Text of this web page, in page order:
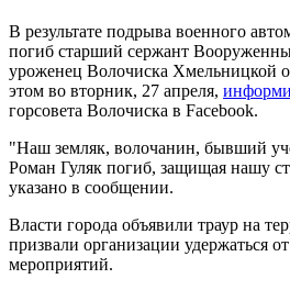
В результате подрыва военного
погиб старший сержант
уроженец Волочиска Хмельницкой
этом во вторник, 27 апреля,
горсовета Волочиска в Facebook.
"Наш земляк, волочанин, бывший
Роман Гуляк погиб, защищая нашу
указано в сообщении.
Власти города объявили траур на
призвали организации удержаться
мероприятий.